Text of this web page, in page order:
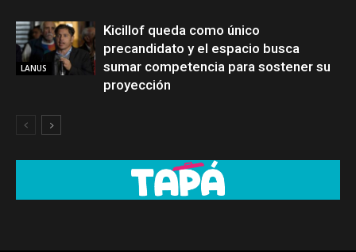
LANUS
Kicillof queda como único
precandidato y el espacio busca
sumar competencia para sostener su
proyección